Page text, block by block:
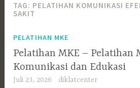
TAG: PELATIHAN KOMUNIKASI
SAKIT
PELATIHAN MKE
Pelatihan MKE – Pelatihan
Komunikasi dan Edukasi
Juli 23, 2026 diklatcenter